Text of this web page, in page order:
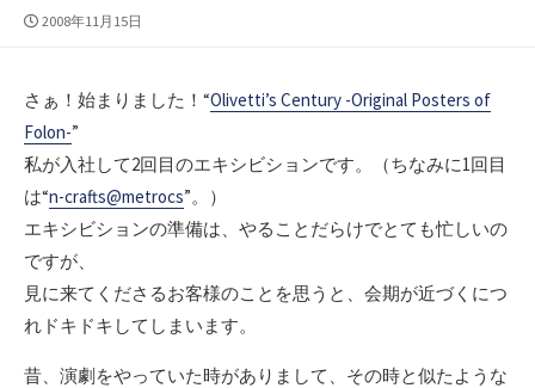
公
2008年11月15日
さぁ！始まりました！“Olivetti’s Century -Original Posters of
Folon-”
私が入社して2回目のエキシビションです。（ちなみに1回目
は“n-crafts@metrocs”。）
エキシビションの準備は、やることだらけでとても忙しいの
ですが、
見に来てくださるお客様のことを思うと、会期が近づくにつ
れドキドキしてしまいます。
昔、演劇をやっていた時がありまして、その時と似たような